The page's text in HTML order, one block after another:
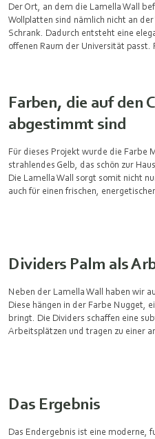
Der Ort, an dem die Lamella Wall
Wollplatten sind nämlich nicht an
Schrank. Dadurch entsteht eine
offenen Raum der Universität passt.
Farben, die auf den
abgestimmt sind
Für dieses Projekt wurde die Farbe
strahlendes Gelb, das schön zur
Die Lamella Wall sorgt somit nicht
auch für einen frischen,
Dividers Palm als
Neben der Lamella Wall haben wir
Diese hängen in der Farbe Nugget,
bringt. Die Dividers schaffen eine
Arbeitsplätzen und tragen zu einer
Das Ergebnis
Das Endergebnis ist eine moderne,